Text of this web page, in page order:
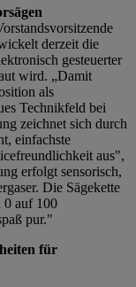
derzeit die
gesteuerter
wird. „Damit
als
Technikfeld bei
zeichnet sich durch
einfachste
aus",
erfolgt sensorisch,
Die Sägekette
0 auf 100
pur."
für